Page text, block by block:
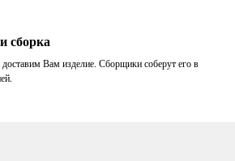
сборка
Вам изделие. Сборщики соберут его в